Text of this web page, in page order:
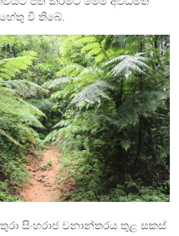
වී තිබේ.
සිංහරාජ වනාන්තරය තුළ සකස්